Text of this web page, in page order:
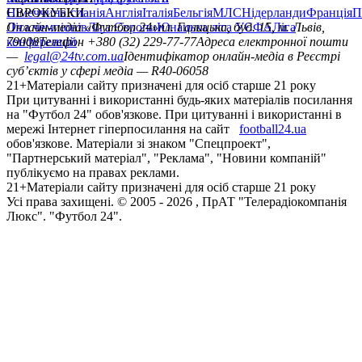
НімеччинаІспаніяАнгліяІталіяБельгіяМЛСНідерландиФранція
ЄВРОКУБКИ
Ліга чемпіонівЛіга ЄвропиЮнацька ліга УЄФАЛіга
конференцій
Онлайн-медіа «Футбол 24»пл. Галицька, буд. 15, м. Львів,
79008Телефон +380 (32) 229-77-77Адреса електронної пошти
— legal@24tv.com.uaІдентифікатор онлайн-медіа в Реєстрі
суб’єктів у сфері медіа — R40-06058
21+Матеріали сайту призначені для осіб старше 21 року
При цитуванні і використанні будь-яких матеріалів посилання
на "Футбол 24" обов'язкове. При цитуванні і використанні в
мережі Інтернет гіперпосилання на сайт
football24.ua
обов'язкове. Матеріали зі знаком "Спецпроект",
"Партнерський матеріал", "Реклама", "Новини компаній"
публікуємо на правах реклами.
21+Матеріали сайту призначені для осіб старше 21 року
Усi права захищенi. © 2005 - 2026 , ПрАТ "Телерадіокомпанія
Люкс". "Футбол 24".